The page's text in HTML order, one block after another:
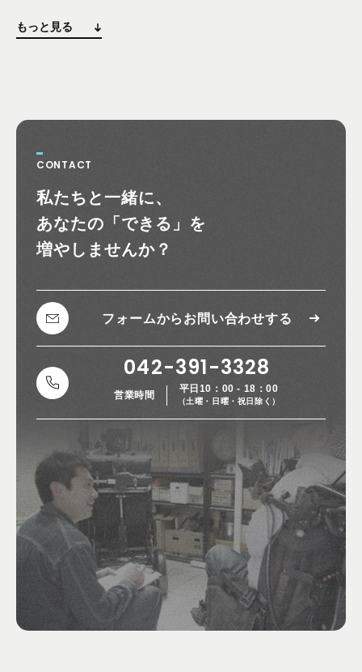
もっと見る
CONTACT
私たちと一緒に、
あなたの 「できる」を
増やしませんか？
フォームから お問い合わせする
042-391-3328
営業時間
平日10：00 - 18：00
（土曜・日曜・祝日除く）